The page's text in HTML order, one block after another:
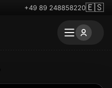
+49 89 248858220🇪🇸